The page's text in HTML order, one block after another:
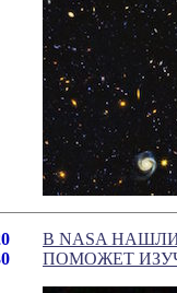
В NASA
ПОМОЖЕТ